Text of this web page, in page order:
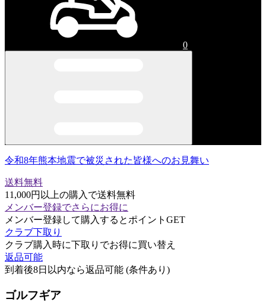
0
令和8年熊本地震で被災された皆様へのお見舞い
送料無料
11,000円以上の購入で送料無料
メンバー登録でさらにお得に
メンバー登録して購入するとポイントGET
クラブ下取り
クラブ購入時に下取りでお得に買い替え
返品可能
到着後8日以内なら返品可能 (条件あり)
ゴルフギア